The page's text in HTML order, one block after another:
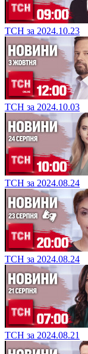
ТСН за 2024.10.23
ТСН за 2024.10.03
ТСН за 2024.08.24
ТСН за 2024.08.24
ТСН за 2024.08.21